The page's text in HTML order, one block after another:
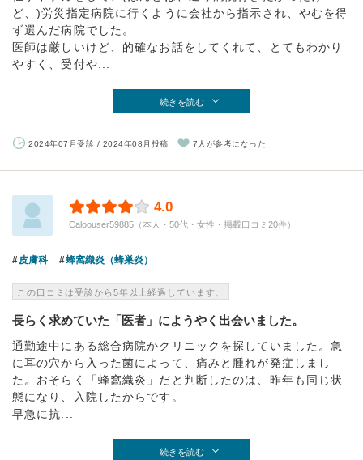
ど、)労災指定病院に行くように会社から指示され、やむを得
ず選んだ病院でした。
医師は厳しいけど、的確なお話をしてくれて、とてもわかり
やすく、受付や...
続きを読む
2024年07月受診 / 2024年08月投稿 7人が参考になった
4.0
Caloouser59885（本人・50代・女性・掲載口コミ20件）
皮膚科 蜂窩織炎（蜂巣炎）
この口コミは受診から5年以上経過しています。
長らく求めていた「医者」にようやく出会いました。
通勤途中にある総合病院かクリニックを探していました。急
に耳の穴から入った菌によって、痛みと腫れが発症しまし
た。おそらく「蜂窩織炎」だと判断したのは、昨年も同じ状
態になり、入院したからです。
早急に抗...
続きを読む